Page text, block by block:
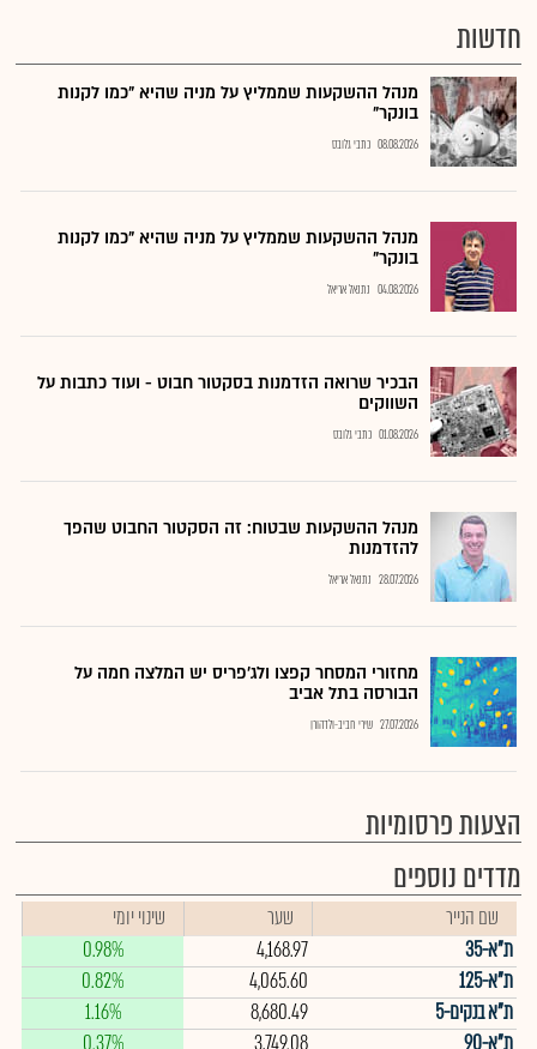
חדשות
מנהל ההשקעות שממליץ על מניה שהיא "כמו לקנות
בונקר"
08.08.2026 כתבי גלובס
מנהל ההשקעות שממליץ על מניה שהיא "כמו לקנות
בונקר"
04.08.2026 נתנאל אריאל
הבכיר שרואה הזדמנות בסקטור חבוט - ועוד כתבות על
השווקים
01.08.2026 כתבי גלובס
מנהל ההשקעות שבטוח: זה הסקטור החבוט שהפך
להזדמנות
28.07.2026 נתנאל אריאל
מחזורי המסחר קפצו ולג'פריס יש המלצה חמה על
הבורסה בתל אביב
27.07.2026 שירי חביב-ולדהורן
הצעות פרסומיות
מדדים נוספים
שם הנייר שער
שינוי יומי
ת"א-35
4,168.97
0.98%
ת"א-125
4,065.60
0.82%
ת"א בנקים-5
8,680.49
1.16%